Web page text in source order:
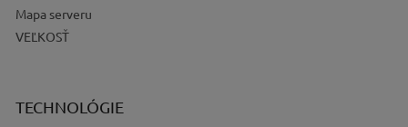
Mapa serveru
VEĽKOSŤ
TECHNOLÓGIE